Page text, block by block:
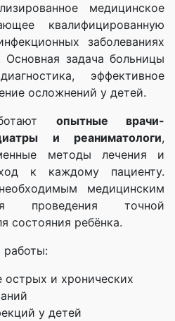
медицинское
квалифицированную
заболеваниях
Основная задача больницы
эффективное
осложнений у детей.
опытные врачи-
и реаниматологи,
методы лечения и
к каждому пациенту.
медицинским
проведения точной
состояния ребёнка.
работы:
острых и хронических
у детей